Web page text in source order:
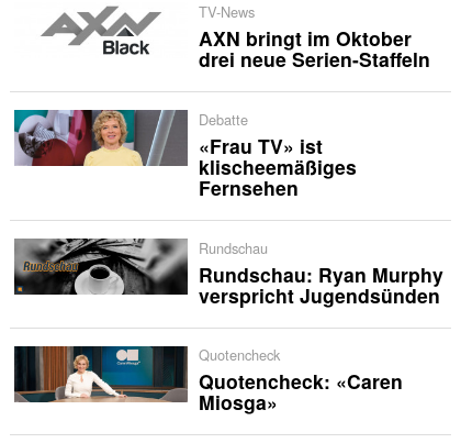
TV-News
AXN bringt im Oktober
drei neue Serien-Staffeln
Debatte
«Frau TV» ist
klischeemäßiges
Fernsehen
Rundschau
Rundschau: Ryan Murphy
verspricht Jugendsünden
Quotencheck
Quotencheck: «Caren
Miosga»